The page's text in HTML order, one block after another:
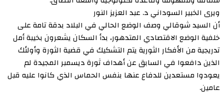
ويرى الخبير السوداني د. عبد العزيز النور
أن السيد شوقالي وصف الوضع الحالي في البلاد بدقة تامة على
خلفية الوضع الاقتصادي المتدهور، بدأ السكان يشعرون بخيبة أمل
تدريجية من الأفكار الثورية يتم التشكيك في قضية الثورة وأولئك
الذين دافعوا في السابق عن أهداف ثورة ديسمبر المجيدة لم
يعودوا مستعدين للدفاع عنها بنفس الحماس الذي كانوا عليه قبل
عامين.